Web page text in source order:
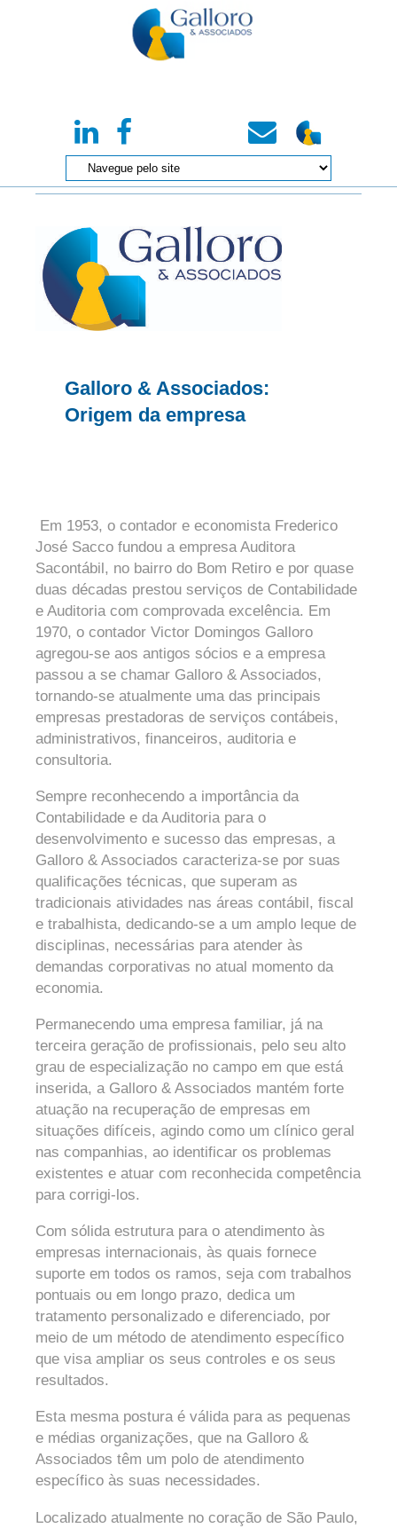
Galloro & Associados:
Origem da empresa
Em 1953, o contador e economista Frederico
José Sacco fundou a empresa Auditora
Sacontábil, no bairro do Bom Retiro e por quase
duas décadas prestou serviços de Contabilidade
e Auditoria com comprovada excelência. Em
1970, o contador Victor Domingos Galloro
agregou-se aos antigos sócios e a empresa
passou a se chamar Galloro & Associados,
tornando-se atualmente uma das principais
empresas prestadoras de serviços contábeis,
administrativos, financeiros, auditoria e
consultoria.
Sempre reconhecendo a importância da
Contabilidade e da Auditoria para o
desenvolvimento e sucesso das empresas, a
Galloro & Associados caracteriza-se por suas
qualificações técnicas, que superam as
tradicionais atividades nas áreas contábil, fiscal
e trabalhista, dedicando-se a um amplo leque de
disciplinas, necessárias para atender às
demandas corporativas no atual momento da
economia.
Permanecendo uma empresa familiar, já na
terceira geração de profissionais, pelo seu alto
grau de especialização no campo em que está
inserida, a Galloro & Associados mantém forte
atuação na recuperação de empresas em
situações difíceis, agindo como um clínico geral
nas companhias, ao identificar os problemas
existentes e atuar com reconhecida competência
para corrigi-los.
Com sólida estrutura para o atendimento às
empresas internacionais, às quais fornece
suporte em todos os ramos, seja com trabalhos
pontuais ou em longo prazo, dedica um
tratamento personalizado e diferenciado, por
meio de um método de atendimento específico
que visa ampliar os seus controles e os seus
resultados.
Esta mesma postura é válida para as pequenas
e médias organizações, que na Galloro &
Associados têm um polo de atendimento
específico às suas necessidades.
Localizado atualmente no coração de São Paulo,